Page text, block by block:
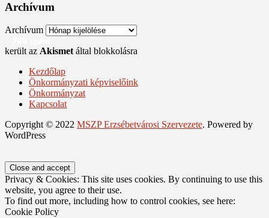
Archívum
Archívum
került az Akismetáltal blokkolásra
Kezdőlap
Önkormányzati képviselőink
Önkormányzat
Kapcsolat
Copyright © 2022 MSZP Erzsébetvárosi Szervezete. Powered by
WordPress
Privacy & Cookies: This site uses cookies. By continuing to use this
website, you agree to their use.
To find out more, including how to control cookies, see here:
Cookie Policy